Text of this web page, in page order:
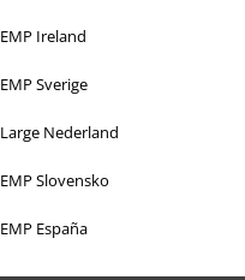
EMP Ireland
EMP Sverige
Large Nederland
EMP Slovensko
EMP España